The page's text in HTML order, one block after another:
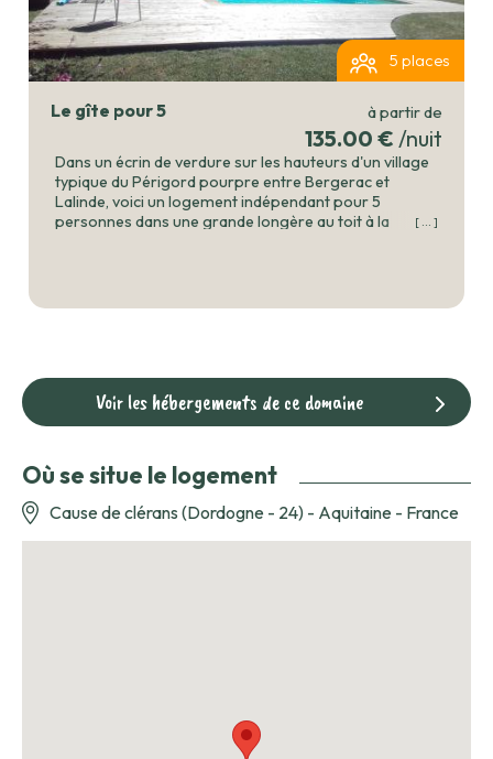
5 places
Le gîte pour 5 à partir de
135.00 € /nuit
Dans un écrin de verdure sur les hauteurs d'un village
typique du Périgord pourpre entre Bergerac et
Lalinde, voici un logement indépendant pour 5
personnes dans une grande longère au toit à la
[ ... ]
Voir les hébergements de ce domaine
Où se situe le logement
Cause de clérans (Dordogne - 24) - Aquitaine - France